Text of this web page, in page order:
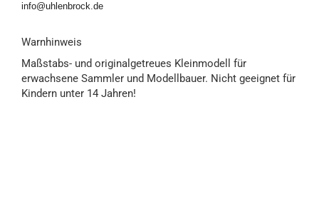
info@uhlenbrock.de
Warnhinweis
Maßstabs- und originalgetreues Kleinmodell für
erwachsene Sammler und Modellbauer. Nicht geeignet für
Kindern unter 14 Jahren!